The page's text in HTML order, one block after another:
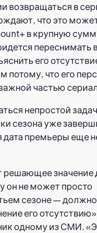
возвращаться в
что это
в крупную
переснимать
его
потому, что его
частью
непростой
сезона уже
дата премьеры еще
решающее значение
он не может просто
сезоне —
его
одному из СМИ.